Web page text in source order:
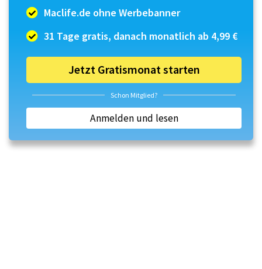
Maclife.de ohne Werbebanner
31 Tage gratis, danach monatlich ab 4,99 €
Jetzt Gratismonat starten
Schon Mitglied?
Anmelden und lesen